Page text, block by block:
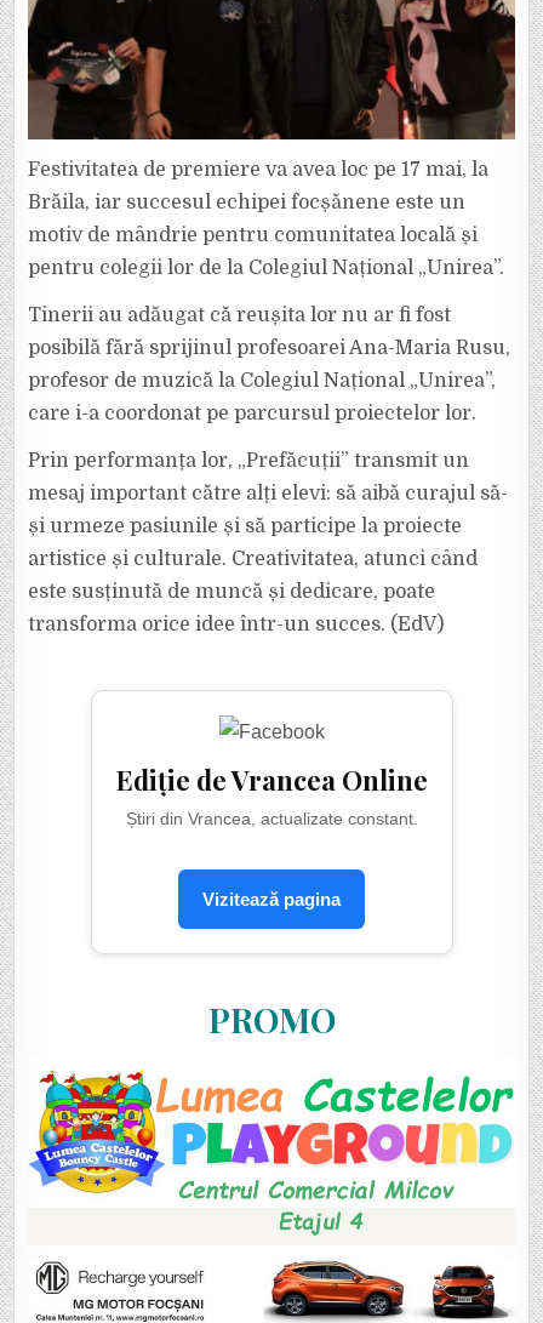
Festivitatea de premiere va avea loc pe 17 mai, la
Brăila, iar succesul echipei focșănene este un
motiv de mândrie pentru comunitatea locală și
pentru colegii lor de la Colegiul Național „Unirea”.
Tinerii au adăugat că reușita lor nu ar fi fost
posibilă fără sprijinul profesoarei Ana-Maria Rusu,
profesor de muzică la Colegiul Național „Unirea”,
care i-a coordonat pe parcursul proiectelor lor.
Prin performanța lor, „Prefăcuții” transmit un
mesaj important către alți elevi: să aibă curajul să-
și urmeze pasiunile și să participe la proiecte
artistice și culturale. Creativitatea, atunci când
este susținută de muncă și dedicare, poate
transforma orice idee într-un succes. (EdV)
Ediție de Vrancea Online
Știri din Vrancea, actualizate constant.
Vizitează pagina
PROMO